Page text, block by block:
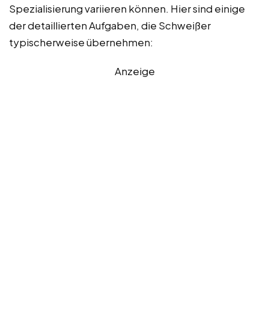
Spezialisierung variieren können. Hier sind einige
der detaillierten Aufgaben, die Schweißer
typischerweise übernehmen:
Anzeige